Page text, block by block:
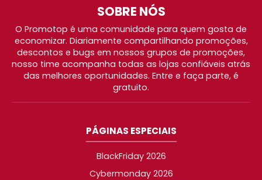
SOBRE NÓS
O Promotop é uma comunidade para quem gosta de
economizar. Diariamente compartilhando promoções,
descontos e bugs em nossos grupos de promoções,
nosso time acompanha todas as lojas confiáveis atrás
das melhores oportunidades. Entre e faça parte, é
gratuito.
PÁGINAS ESPECIAIS
BlackFriday 2026
Cybermonday 2026